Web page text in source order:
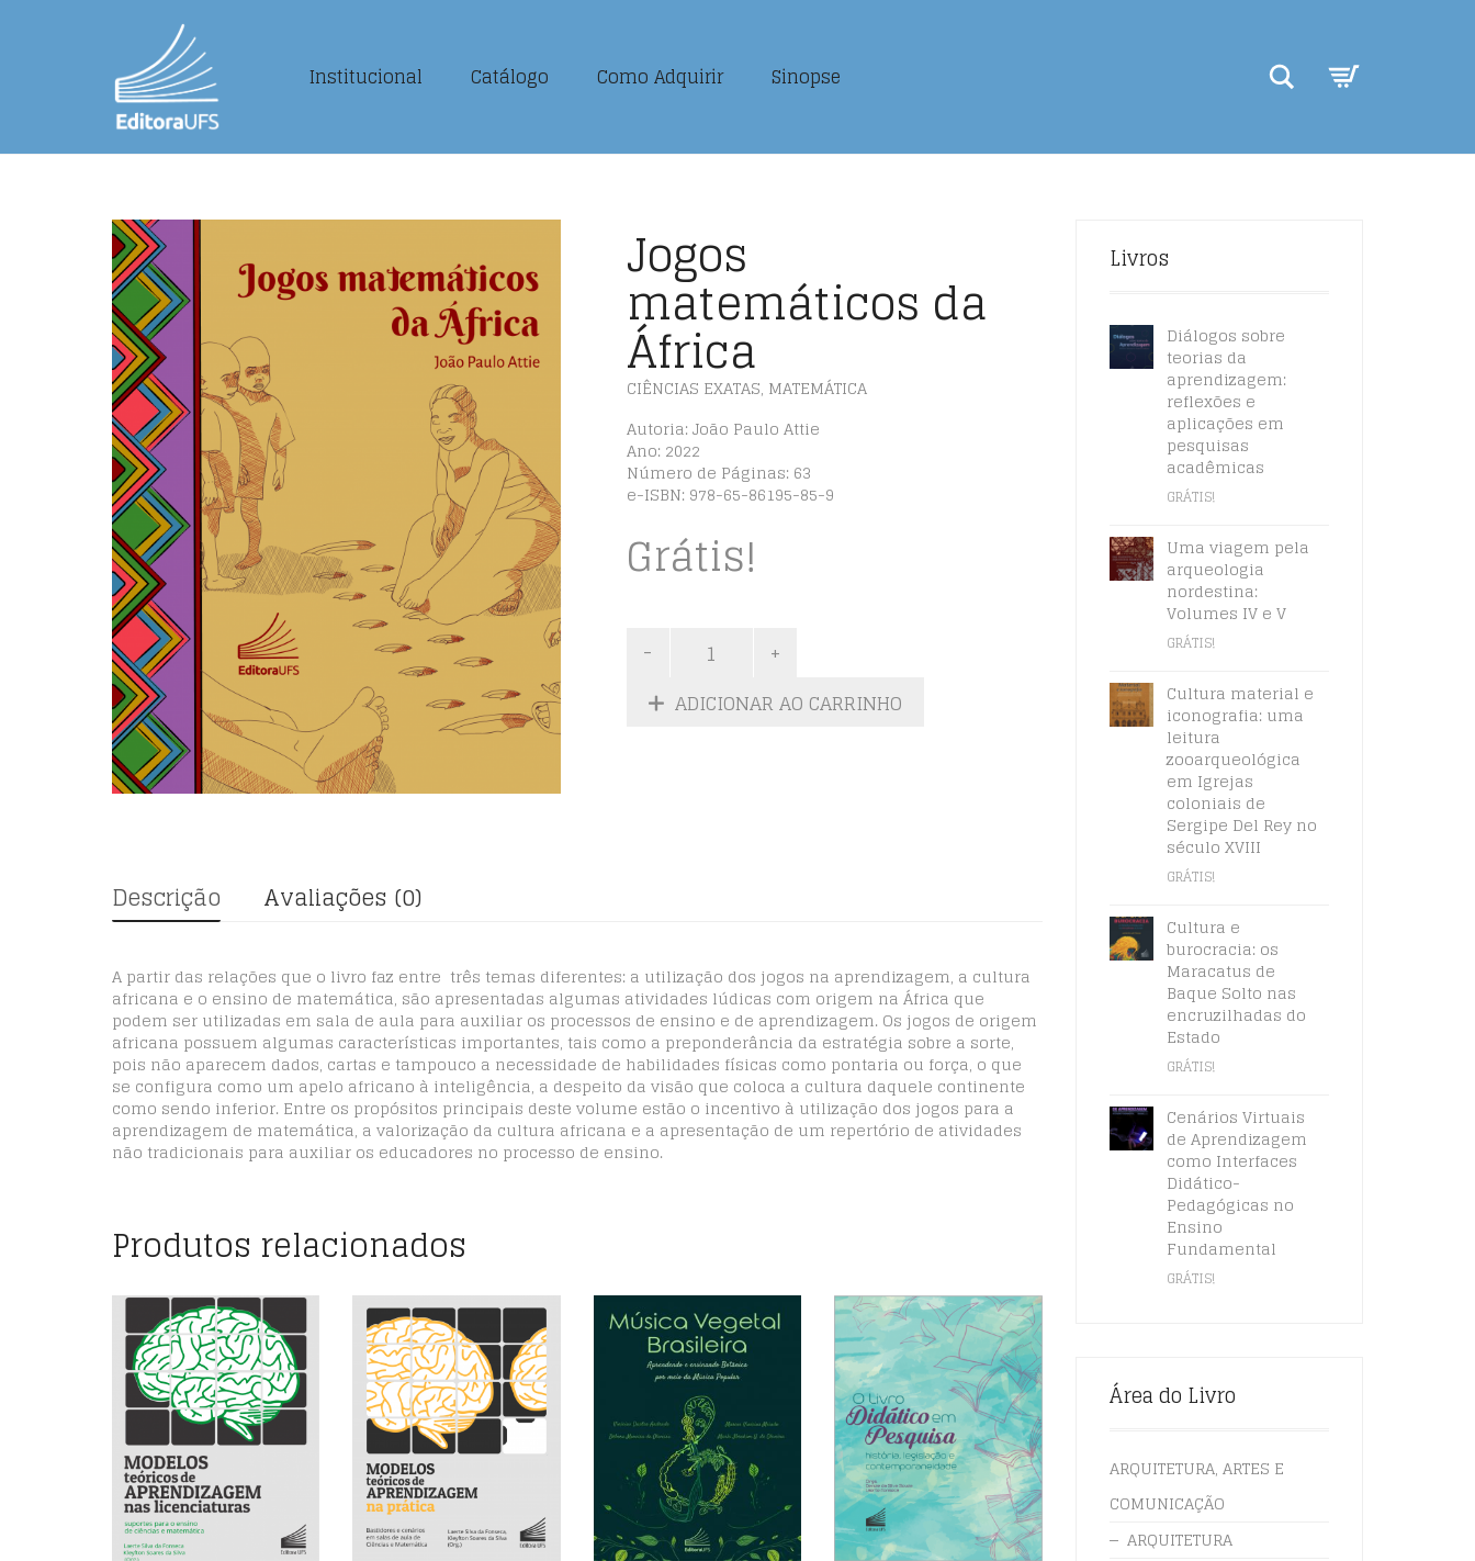
Institucional Catálogo Como Adquirir Sinopse Search
Jogos
matemáticos da
África
CIÊNCIAS EXATAS, MATEMÁTICA
Autoria: João Paulo Attie
Ano: 2022
Número de Páginas: 63
e-ISBN: 978-65-86195-85-9
Grátis!
ADICIONAR AO CARRINHO
Descrição Avaliações (0)
A partir das relações que o livro faz entre três temas diferentes: a utilização dos jogos na aprendizagem, a cultura
africana e o ensino de matemática, são apresentadas algumas atividades lúdicas com origem na África que
podem ser utilizadas em sala de aula para auxiliar os processos de ensino e de aprendizagem. Os jogos de origem
africana possuem algumas características importantes, tais como a preponderância da estratégia sobre a sorte,
pois não aparecem dados, cartas e tampouco a necessidade de habilidades físicas como pontaria ou força, o que
se configura como um apelo africano à inteligência, a despeito da visão que coloca a cultura daquele continente
como sendo inferior. Entre os propósitos principais deste volume estão o incentivo à utilização dos jogos para a
aprendizagem de matemática, a valorização da cultura africana e a apresentação de um repertório de atividades
não tradicionais para auxiliar os educadores no processo de ensino.
Produtos relacionados
Livros
Diálogos sobre
teorias da
aprendizagem:
reflexões e
aplicações em
pesquisas
acadêmicas
GRÁTIS!
Uma viagem pela
arqueologia
nordestina:
Volumes IV e V
GRÁTIS!
Cultura material e
iconografia: uma
leitura
zooarqueológica
em Igrejas
coloniais de
Sergipe Del Rey no
século XVIII
GRÁTIS!
Cultura e
burocracia: os
Maracatus de
Baque Solto nas
encruzilhadas do
Estado
GRÁTIS!
Cenários Virtuais
de Aprendizagem
como Interfaces
Didático-
Pedagógicas no
Ensino
Fundamental
GRÁTIS!
Área do Livro
ARQUITETURA, ARTES E
COMUNICAÇÃO
ARQUITETURA